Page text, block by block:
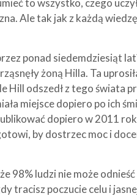
to wszystko, czego
Ale tak jak z każdą
ponad siedemdziesiąt
żoną Hilla. Ta
Hill odszedł z tego świata
miejsce dopiero po ich
dopiero w 2011
by dostrzec moc i
98% ludzi nie może odnieść
tracisz poczucie celu i